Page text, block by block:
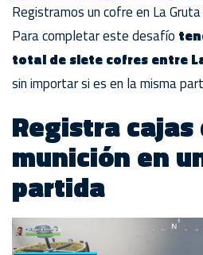
Registramos un cofre en La Gruta
Para completar este desafío
total de siete cofres entre
sin importar si es en la misma
Registra cajas
munición en
partida